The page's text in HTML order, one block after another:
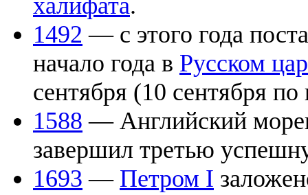
1492 — с этого года
начало года в Русском
сентября (10 сентября
1588 — Английский
завершил третью
1693 — Петром I